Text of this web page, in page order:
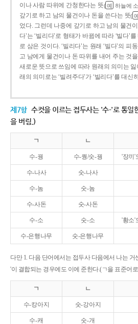
이나 사람 따위에 간청한다는 뜻( 예 하늘에
갚기로 하고 남의 물건이나 돈을 쓴다는 뜻( 예
었다. 그런데 나중에 갚기로 하고 남의 물건
다’는 ‘빌리다’로 형태가 바뀜에 따라 ‘빌다’
로 삼은 것이다. ‘빌리다’는 원래 ‘빌다’의 피
고 남에게 물건이나 돈 따위를 내어 주는 것
새로운 뜻으로 쓰임에 따라 원래의 의미는
래의 의미로는 ‘빌려주다’가 ‘빌리다’를 대신
제7항 수컷을 이르는 접두사는 '수-'로 통일
을 버림.)
ㄱ ㄴ
수-꿩 수-퀑/숫-꿩 '장끼'
수-나사 숫-나사
수-놈 숫-놈
수-사돈 숫-사돈
수-소 숫-소 '황소'
수-은행나무 숫-은행나무
다만 1. 다음 단어에서는 접두사 다음에서 나는
'이 결합되는 경우에도 이에 준한다.(ㄱ을 표준어
ㄱ ㄴ
수-캉아지 숫-강아지
수-캐 숫-개